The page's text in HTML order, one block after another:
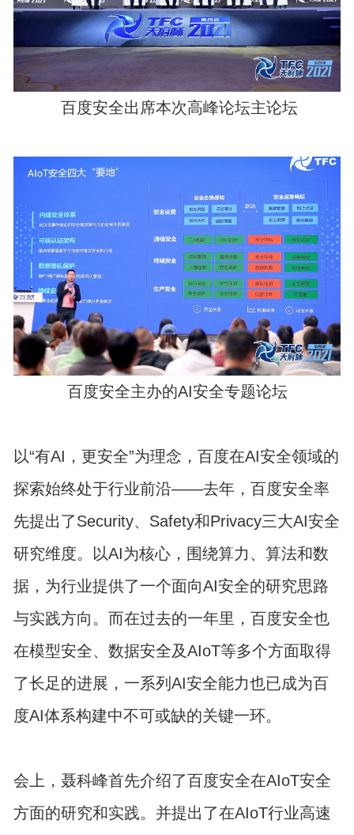
百度安全出席本次高峰论坛主论坛
百度安全主办的AI安全专题论坛
以“有AI，更安全”为理念，百度在AI安全领域的
探索始终处于行业前沿——去年，百度安全率
先提出了Security、Safety和Privacy三大AI安全
研究维度。以AI为核心，围绕算力、算法和数
据，为行业提供了一个面向AI安全的研究思路
与实践方向。而在过去的一年里，百度安全也
在模型安全、数据安全及AIoT等多个方面取得
了长足的进展，一系列AI安全能力也已成为百
度AI体系构建中不可或缺的关键一环。
会上，聂科峰首先介绍了百度安全在AIoT安全
方面的研究和实践。并提出了在AIoT行业高速